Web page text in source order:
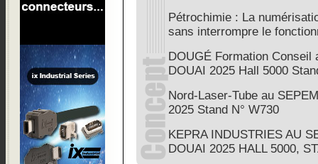
Pétrochimie : La
sans interrompre le
DOUGÉ Formation Conseil
DOUAI 2025 Hall 5000
Nord-Laser-Tube au
2025 Stand N° W730
KEPRA INDUSTRIES AU
DOUAI 2025 HALL 5000,